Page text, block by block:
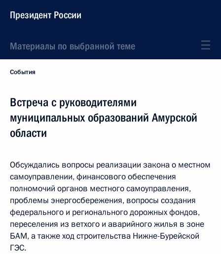
Президент России
Материалы по выбранной теме
События
Встреча с руководителями
муниципальных образований Амурской
области
Обсуждались вопросы реализации закона о местном
самоуправлении, финансового обеспечения
полномочий органов местного самоуправления,
проблемы энергосбережения, вопросы создания
федерального и регионального дорожных фондов,
переселения из ветхого и аварийного жилья в зоне
БАМ, а также ход строительства Нижне-Бурейской
ГЭС.